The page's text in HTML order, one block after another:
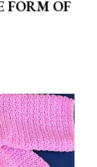
FORM OF